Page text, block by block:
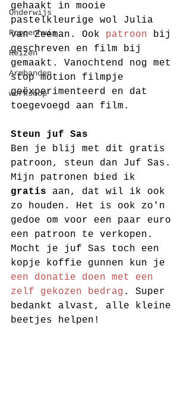
Onderwijs
Poppenhuis
Reizen
Armbanden
workshop
gehaakt in mooie
pastelkleurige wol Julia
van Zeeman. Ook patroon bij
geschreven en film bij
gemaakt. Vanochtend nog met
stop motion filmpje
geëxperimenteerd en dat
toegevoegd aan film.
Steun juf Sas
Ben je blij met dit gratis
patroon, steun dan Juf Sas.
Mijn patronen bied ik
gratis aan, dat wil ik ook
zo houden. Het is ook zo'n
gedoe om voor een paar euro
een patroon te verkopen.
Mocht je juf Sas toch een
kopje koffie gunnen kun je
een donatie doen met een
zelf gekozen bedrag . Super
bedankt alvast, alle kleine
beetjes helpen!